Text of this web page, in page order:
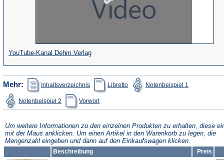
YouTube-Kanal Dehm Verlag(Öffnet
in
einem
neuen
Tab)
Mehr: Inhaltsverzeichnis
(Öffnet
in
einem
neuen
Tab)
Libretto
(Öffnet
in
einem
Tab)
Notenbeispiel 1in
Tab)
Notenbeispiel 2
(Öffnet
in
einem
Tab)
Vorwortin
einem
Tab)
Um weitere Informationen zu den einzelnen Produkten zu erhalten, diese
mit der Maus anklicken. Um einen Artikel in den Warenkorb zu legen, die
Mengenzahl eingeben und dann auf den Einkaufswagen klicken.
Beschreibung
Preis